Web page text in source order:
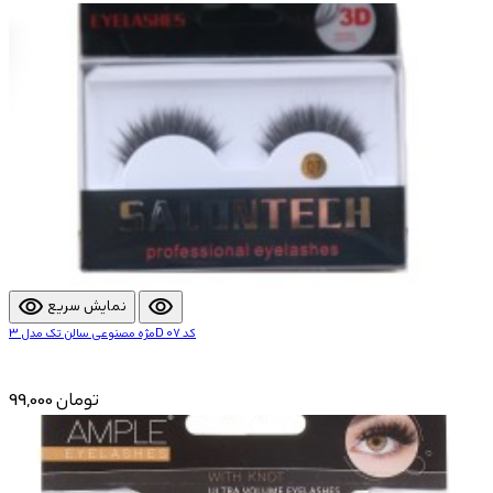
visibility نمایش سریع visibility
مژه مصنوعی سالن تک مدل 3D کد 07
99,000 تومان